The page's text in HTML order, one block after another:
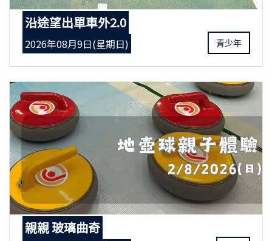
沿途望出單車外2.0
2026年08月9日(星期日) 青少年
親親 玻璃曲奇